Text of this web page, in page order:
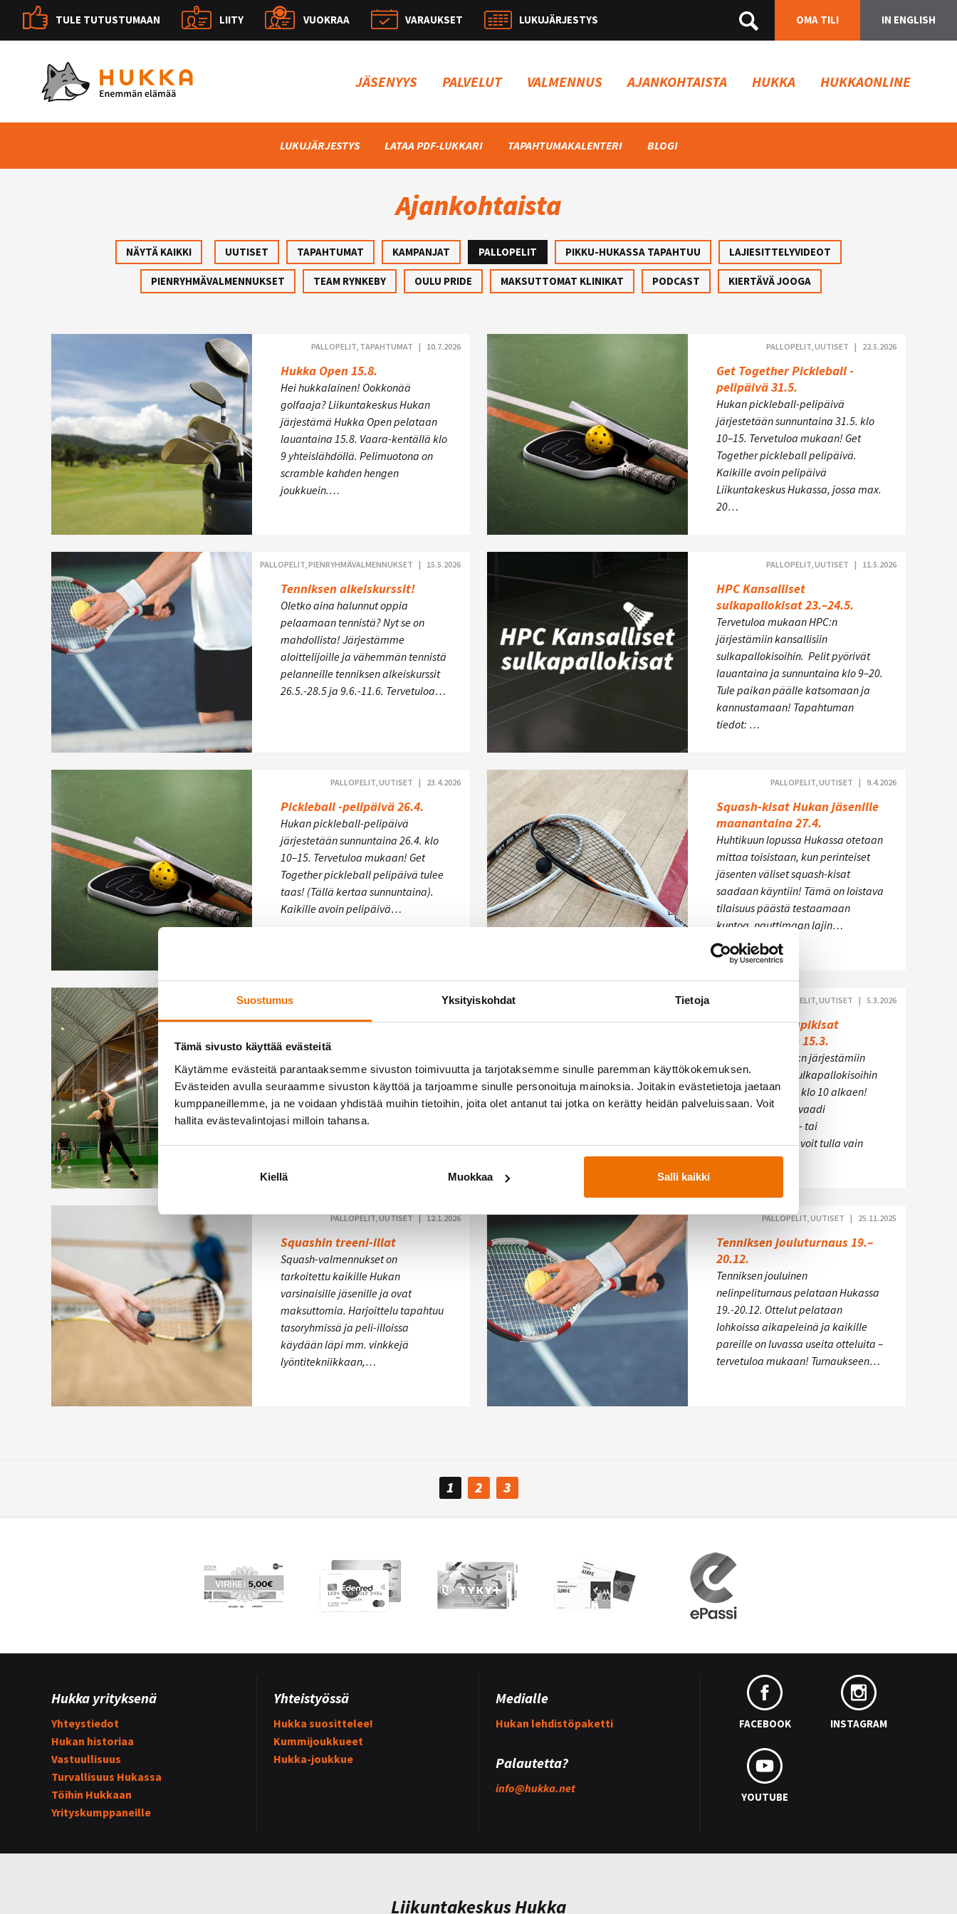
Suostumus Yksityiskohdat Tietoja
Tämä sivusto käyttää evästeitä
Käytämme evästeitä parantaaksemme sivuston toimivuutta ja tarjotaksemme sinulle paremman käyttökokemuksen.
Evästeiden avulla seuraamme sivuston käyttöä ja tarjoamme sinulle personoituja mainoksia. Joitakin evästetietoja jaetaan
kumppaneillemme, ja ne voidaan yhdistää muihin tietoihin, joita olet antanut tai jotka on kerätty heidän palveluissaan. Voit
hallita evästevalintojasi milloin tahansa.
Kiellä Muokkaa Salli kaikki
TULE TUTUSTUMAAN LIITY VUOKRAA VARAUKSET LUKUJÄRJESTYS OMA TILI IN ENGLISH
JÄSENYYS PALVELUT VALMENNUS AJANKOHTAISTA HUKKA HUKKAONLINE
LUKUJÄRJESTYS LATAA PDF-LUKKARI TAPAHTUMAKALENTERI BLOGI
Ajankohtaista
NÄYTÄ KAIKKI UUTISET TAPAHTUMAT KAMPANJAT PALLOPELIT PIKKU-HUKASSA TAPAHTUU LAJIESITTELYVIDEOT
PIENRYHMÄVALMENNUKSET TEAM RYNKEBY OULU PRIDE MAKSUTTOMAT KLINIKAT PODCAST KIERTÄVÄ JOOGA
PALLOPELIT, TAPAHTUMAT | 10.7.2026
Hukka Open 15.8.
Hei hukkalainen! Ookkonää
golfaaja? Liikuntakeskus Hukan
järjestämä Hukka Open pelataan
lauantaina 15.8. Vaara-kentällä klo
9 yhteislähdöllä. Pelimuotona on
scramble kahden hengen
joukkuein.…
PALLOPELIT, UUTISET | 22.5.2026
Get Together Pickleball -
pelipäivä 31.5.
Hukan pickleball-pelipäivä
järjestetään sunnuntaina 31.5. klo
10–15. Tervetuloa mukaan! Get
Together pickleball pelipäivä.
Kaikille avoin pelipäivä
Liikuntakeskus Hukassa, jossa max.
20…
PALLOPELIT, PIENRYHMÄVALMENNUKSET | 15.5.2026
Tenniksen alkeiskurssit!
Oletko aina halunnut oppia
pelaamaan tennistä? Nyt se on
mahdollista! Järjestämme
aloittelijoille ja vähemmän tennistä
pelanneille tenniksen alkeiskurssit
26.5.-28.5 ja 9.6.-11.6. Tervetuloa…
PALLOPELIT, UUTISET | 11.5.2026
HPC Kansalliset
sulkapallokisat 23.–24.5.
Tervetuloa mukaan HPC:n
järjestämiin kansallisiin
sulkapallokisoihin. Pelit pyörivät
lauantaina ja sunnuntaina klo 9–20.
Tule paikan päälle katsomaan ja
kannustamaan! Tapahtuman
tiedot: …
PALLOPELIT, UUTISET | 23.4.2026
Pickleball -pelipäivä 26.4.
Hukan pickleball-pelipäivä
järjestetään sunnuntaina 26.4. klo
10–15. Tervetuloa mukaan! Get
Together pickleball pelipäivä tulee
taas! (Tällä kertaa sunnuntaina).
Kaikille avoin pelipäivä…
PALLOPELIT, UUTISET | 9.4.2026
Squash-kisat Hukan jäsenille
maanantaina 27.4.
Huhtikuun lopussa Hukassa otetaan
mittaa toisistaan, kun perinteiset
jäsenten väliset squash-kisat
saadaan käyntiin! Tämä on loistava
tilaisuus päästä testaamaan
kuntoa, nauttimaan lajin…
5.3.2026
Sulkapallon hupikisat
kilpapelaajille 14.3.
järjestämiin kilpapelaajien
sulkapallokisoihin lauantaina 14.3.
Pelimuotoina kaksin- ja nelinpeli.
Kaksinpelit aloitetaan klo 9 ja
nelinpelit noin klo 13. Pelaajien…
PALLOPELIT, UUTISET | 5.3.2026
Sulkapallon hupikisat
harrastelijoille 15.3.
Tule mukaan HPC:n järjestämiin
harrastelijoiden sulkapallokisoihin
sunnuntaina 15.3. klo 10 alkaen!
Osallistuminen ei vaadi
aikaisempaa peli- tai
treenikokemusta, voit tulla vain
kokeilemaan…
PALLOPELIT, UUTISET | 12.1.2026
Squashin treeni-illat
Squash-valmennukset on
tarkoitettu kaikille Hukan
varsinaisille jäsenille ja ovat
maksuttomia. Harjoittelu tapahtuu
tasoryhmissä ja peli-illoissa
käydään läpi mm. vinkkejä
lyöntitekniikkaan,…
PALLOPELIT, UUTISET | 25.11.2025
Tenniksen jouluturnaus 19.–
20.12.
Tenniksen jouluinen
nelinpeliturnaus pelataan Hukassa
19.-20.12. Ottelut pelataan
lohkoissa aikapeleinä ja kaikille
pareille on luvassa useita otteluita –
tervetuloa mukaan! Turnaukseen…
1 2 3
Hukka yrityksenä
Yhteystiedot
Hukan historiaa
Vastuullisuus
Turvallisuus Hukassa
Töihin Hukkaan
Yrityskumppaneille
Yhteistyössä
Hukka suosittelee!
Kummijoukkueet
Hukka-joukkue
Medialle
Hukan lehdistöpaketti
Palautetta?
info@hukka.net
FACEBOOK INSTAGRAM
YOUTUBE
Liikuntakeskus Hukka